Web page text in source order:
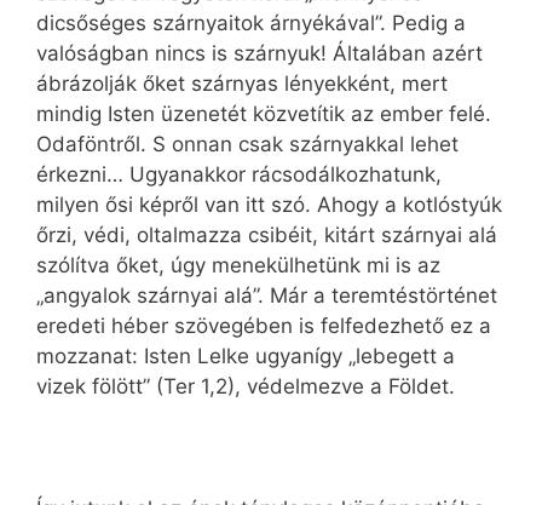
dicsőséges szárnyaitok árnyékával”. Pedig a
valóságban nincs is szárnyuk! Általában azért
ábrázolják őket szárnyas lényekként, mert
mindig Isten üzenetét közvetítik az ember felé.
Odaföntről. S onnan csak szárnyakkal lehet
érkezni… Ugyanakkor rácsodálkozhatunk,
milyen ősi képről van itt szó. Ahogy a kotlóstyúk
őrzi, védi, oltalmazza csibéit, kitárt szárnyai alá
szólítva őket, úgy menekülhetünk mi is az
„angyalok szárnyai alá”. Már a teremtéstörténet
eredeti héber szövegében is felfedezhető ez a
mozzanat: Isten Lelke ugyanígy „lebegett a
vizek fölött” (Ter 1,2), védelmezve a Földet.